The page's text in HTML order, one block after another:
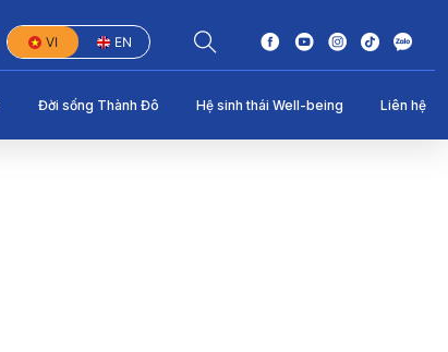
VI EN
Đời sống Thành Đô Hệ sinh thái Well-being Liên hệ